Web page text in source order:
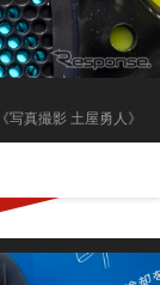
《写真撮影 土屋勇人》